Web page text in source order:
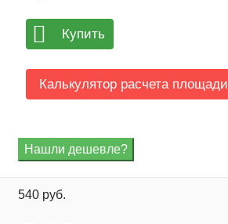
Купить
Калькулятор расчета площади
540 руб.